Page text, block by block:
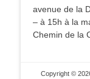
avenue de la
– à 15h à la
Chemin de la
Copyright ©